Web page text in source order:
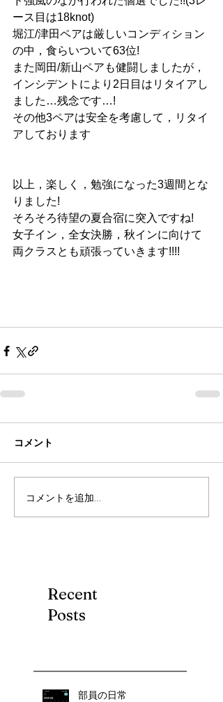
ース目は18knot)
堀江/津田ペアは厳しいコンディション
の中，食らいついて63位!
また岡田/新山ペアも健闘しましたが，
インシデントにより2日目はリタイアし
ました…残念です…!
その他3ペアは安全を考慮して，リタイ
アしております
以上，楽しく，勉強になった3週間とな
りました!
そろそろ待望の夏合宿に突入ですね!
女子イン，全女決勝，秋インに向けて
両クラスとも頑張っていきます!!!!
コメント
コメントを追加…
Recent
Posts
部員の日常